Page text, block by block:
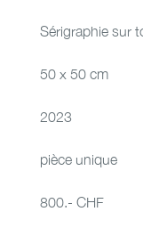
Sérigraphie sur
50 x 50 cm
2023
pièce unique
800.- CHF